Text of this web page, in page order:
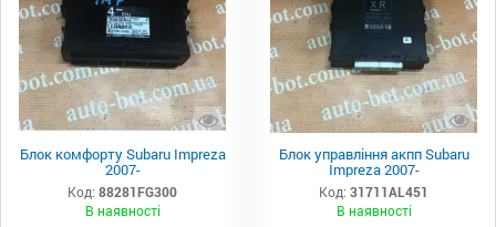
Блок комфорту Subaru Impreza
2007-
Код: 88281FG300
В наявності
Блок управління акпп Subaru
Impreza 2007-
Код: 31711AL451
В наявності